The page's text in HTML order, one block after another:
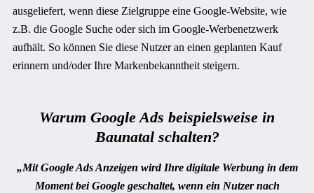
ausgeliefert, wenn diese Zielgruppe eine Google-Website, wie
z.B. die Google Suche oder sich im Google-Werbenetzwerk
aufhält. So können Sie diese Nutzer an einen geplanten Kauf
erinnern und/oder Ihre Markenbekanntheit steigern.
Warum Google Ads beispielsweise in
Baunatalschalten?
„Mit Google Ads Anzeigen wird Ihre digitale Werbung in dem
Moment bei Google geschaltet, wenn ein Nutzer nach